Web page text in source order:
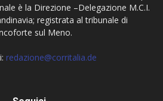
è la Direzione –Delegazione M.C.I.
registrata al tribunale di
sul Meno.
redazione@corritalia.de